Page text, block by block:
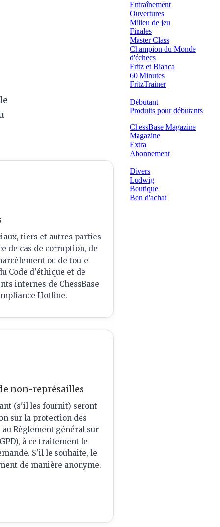
tiers et autres parties
de cas de corruption, de
ou de toute
Code d'éthique et de
internes de ChessBase
Hotline.
non-représailles
(s'il les fournit) seront
sur la protection des
Règlement général sur
à ce traitement le
S'il le souhaite, le
de manière anonyme.
Entraînement
Ouvertures
Milieu de jeu
Finales
Master Class
Champion du Monde
d'échecs
Fritz et Bianca
60 Minutes
FritzTrainer
Débutant
Produits pour débutants
ChessBase Magazine
Magazine
Extra
Abonnement
Divers
Ludwig
Boutique
Bon d'achat